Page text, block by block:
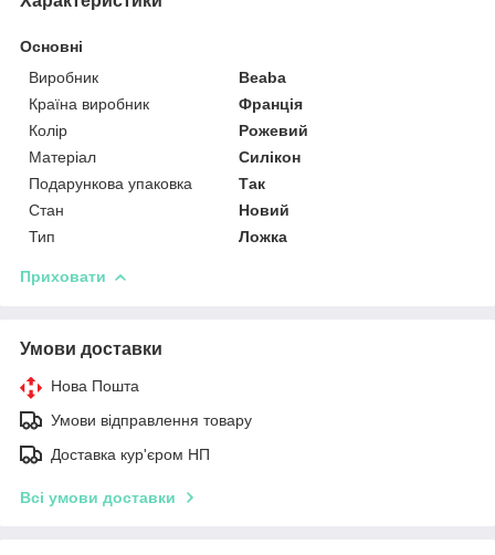
Основні
Виробник
Beaba
Країна виробник
Франція
Колір
Рожевий
Матеріал
Силікон
Подарункова упаковка
Так
Стан
Новий
Тип
Ложка
Приховати
Умови доставки
Нова Пошта
Умови відправлення товару
Доставка кур'єром НП
Всі умови доставки